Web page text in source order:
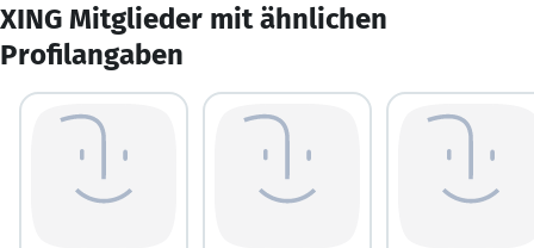
XING Mitglieder mit ähnlichen
Profilangaben